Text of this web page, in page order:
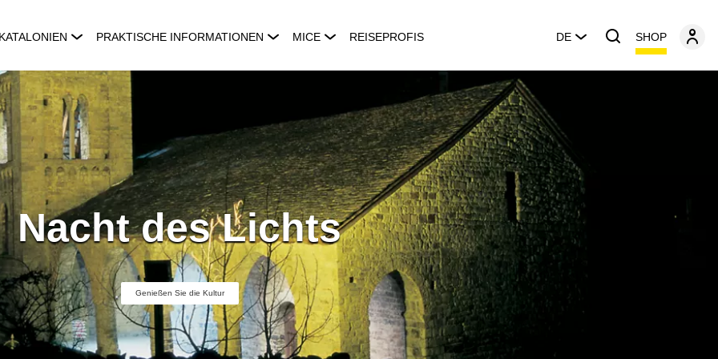
PRAKTISCHE INFORMATIONEN MICE REISEPROFIS DE SHOP
Nacht des Lichts
Genießen Sie die Kultur